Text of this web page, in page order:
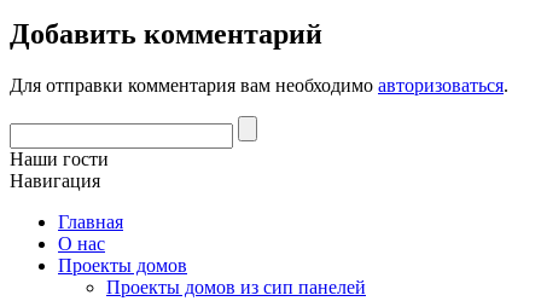
Добавить комментарий
Для отправки комментария вам необходимо авторизоваться.
Наши гости
Навигация
Главная
О нас
Проекты домов
Проекты домов из сип панелей